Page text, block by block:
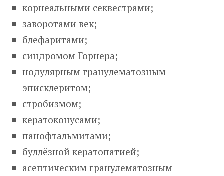
корнеальными секвестрами;
заворотами век;
блефаритами;
синдромом Горнера;
нодулярным гранулематозным
эписклеритом;
стробизмом;
кератоконусами;
панофтальмитами;
буллёзной кератопатией;
асептическим гранулематозным